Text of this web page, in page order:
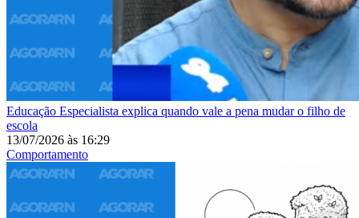
Educação Especialista explica quando vale a pena mudar o filho de
escola
13/07/2026 às 16:29
Comportamento